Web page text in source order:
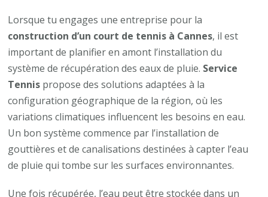
Lorsque tu engages une entreprise pour la
construction d’un court de tennis à Cannes, il est
important de planifier en amont l’installation du
système de récupération des eaux de pluie. Service
Tennis propose des solutions adaptées à la
configuration géographique de la région, où les
variations climatiques influencent les besoins en eau.
Un bon système commence par l’installation de
gouttières et de canalisations destinées à capter l’eau
de pluie qui tombe sur les surfaces environnantes.
Une fois récupérée, l’eau peut être stockée dans un